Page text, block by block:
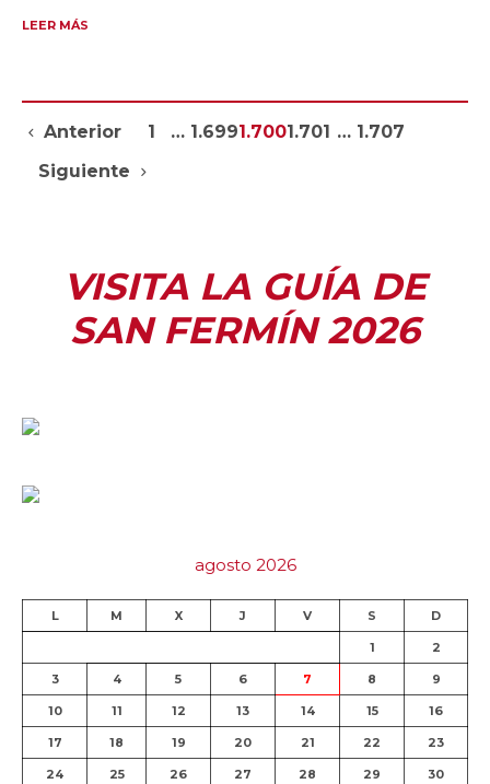
LEER MÁS
Anterior 1 … 1.6991.7001.701 … 1.707
Siguiente
VISITA LA GUÍA DE
SAN FERMÍN 2026
agosto 2026
L M X J V S D
1 2
3 4 5 6 7 8 9
10 11 12 13 14 15 16
17 18 19 20 21 22 23
24 25 26 27 28 29 30